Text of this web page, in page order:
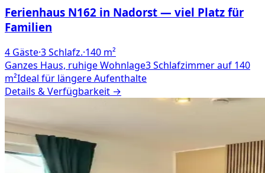
Ferienhaus N162 in Nadorst — viel Platz für
Familien
4 Gäste·3Schlafz.·140 m²
Ganzes Haus, ruhige Wohnlage3 Schlafzimmer auf 140
m²Ideal für längere Aufenthalte
Details & Verfügbarkeit →